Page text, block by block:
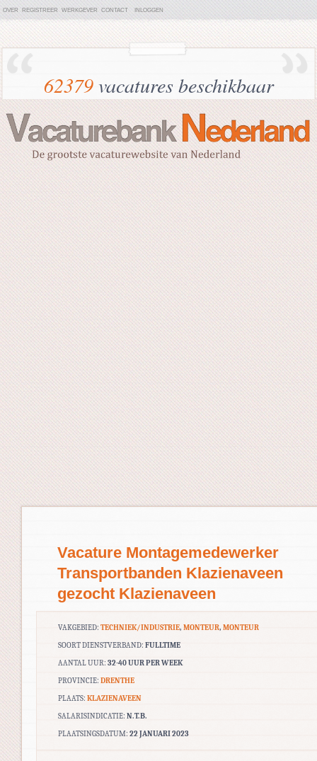
OVER REGISTREER WERKGEVER CONTACT INLOGGEN
62379vacatures beschikbaar
Vacature Montagemedewerker
Transportbanden Klazienaveen
gezocht Klazienaveen
VAKGEBIED: TECHNIEK/INDUSTRIE, MONTEUR, MONTEUR
SOORT DIENSTVERBAND: FULLTIME
AANTAL UUR: 32-40 UUR PER WEEK
PROVINCIE: DRENTHE
PLAATS: KLAZIENAVEEN
SALARISINDICATIE: N.T.B.
PLAATSINGSDATUM: 22 JANUARI 2023